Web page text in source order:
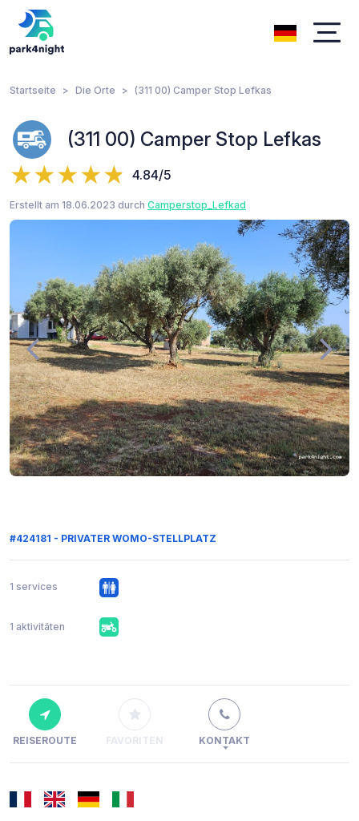
Startseite Die Orte (311 00) Camper Stop Lefkas
(311 00) Camper Stop Lefkas
4.84/5
Erstellt am 18.06.2023 durch Camperstop_Lefkad
#424181 - PRIVATER WOMO-STELLPLATZ
1 services
1 aktivitäten
REISEROUTE FAVORITEN KONTAKT